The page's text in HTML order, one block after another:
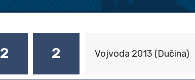
2 2 Vojvoda 2013 (Dučina)